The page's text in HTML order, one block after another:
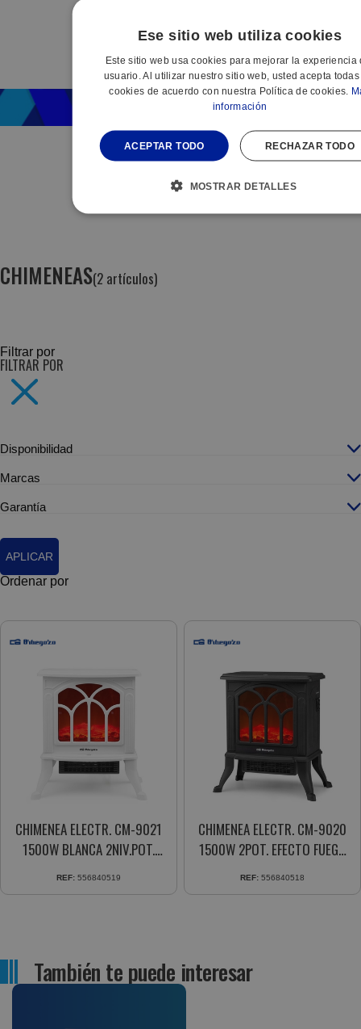
PROMOCIONES
PACK
PEQUEÑO
CHIMENEAS(2 artículos)
Filtrar por
FILTRAR POR
Disponibilidad
Marcas
Garantía
APLICAR
Ordenar por
CHIMENEA ELECTR. CM-9021
1500W BLANCA 2NIV.POT.
EFECTO FUEGO REAL
405X450X240 MM
REF: 556840519
CHIMENEA ELECTR. CM-9020
1500W 2POT. EFECTO FUEGO
REAL TERM.REGUL.
REF: 556840518
También te puede interesar
Ese sitio web utiliza cookies
Este sitio web usa cookies para mejorar la experiencia
usuario. Al utilizar nuestro sitio web, usted acepta
cookies de acuerdo con nuestra Política de cookies.
información
ACEPTAR TODO RECHAZAR TODO
MOSTRAR DETALLES